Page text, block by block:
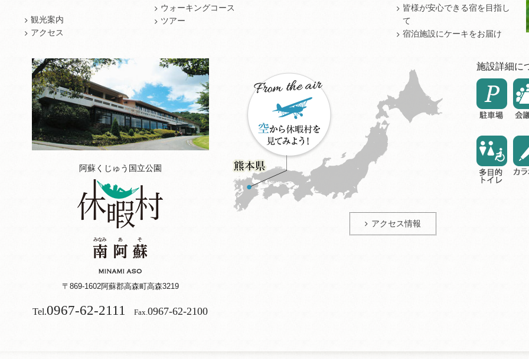
観光案内
アクセス
ウォーキングコース
ツアー
皆様が安心できる宿を目指し
て
宿泊施設にケーキをお届け
阿蘇くじゅう国立公園
〒869-1602阿蘇郡高森町高森3219
Tel.0967-62-2111 Fax. 0967-62-2100
アクセス情報
施設詳細に